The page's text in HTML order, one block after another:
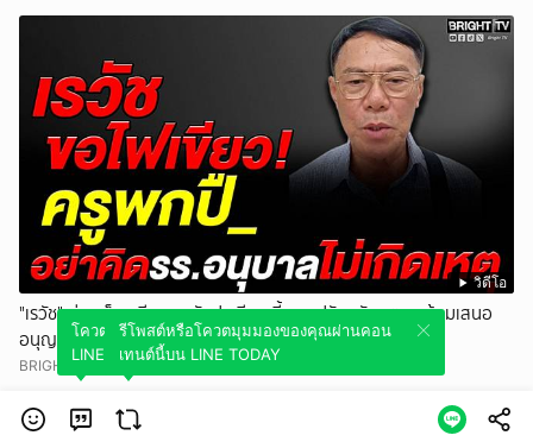
วิดีโอ
"เรวัช" ห่วงเด็กเครียดกดดันปมเรียน จี้ ศธ. ปรับหลักสูตร พร้อมเสนอ
อนุญาตครูพกปื_ระงับเหตุ
BRIGHTTV.CO.TH
โควตมุมมองของคุณผ่านคอนเทนต์นี้บน
LINE TODAY
รีโพสต์หรือโควตมุมมองของคุณผ่านคอน
เทนต์นี้บน LINE TODAY